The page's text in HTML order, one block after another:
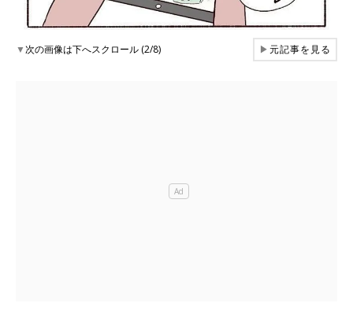
▼次の画像は下へスクロール (2/8) ▶元記事を見る